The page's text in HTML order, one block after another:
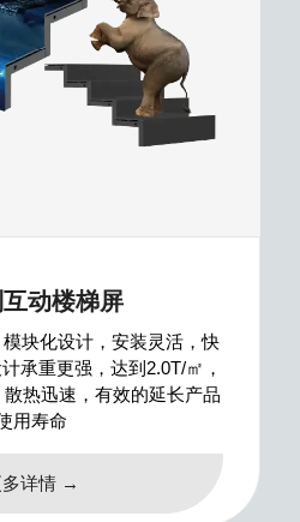
动楼梯屏
块化设计，安装灵活，快
承重更强，达到2.0T/㎡，
热迅速，有效的延长产品
用寿命
详情 →